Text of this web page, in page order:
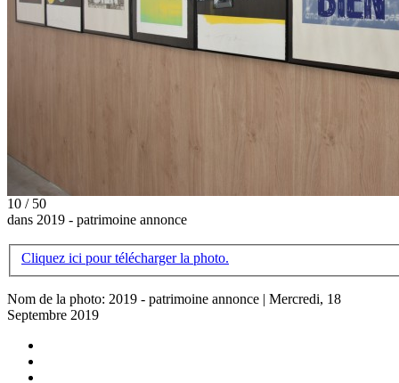
10 / 50
dans 2019 - patrimoine annonce
Cliquez ici pour télécharger la photo.
Nom de la photo: 2019 - patrimoine annonce | Mercredi, 18
Septembre 2019